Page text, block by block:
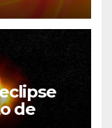
de